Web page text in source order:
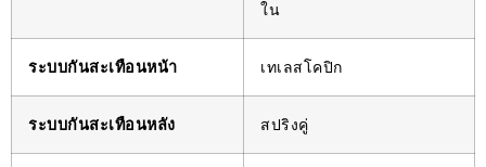
ใน
ระบบกันสะเทือนหน้า เทเลสโคปิก
ระบบกันสะเทือนหลัง สปริงคู่